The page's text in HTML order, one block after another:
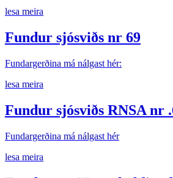
lesa meira
Fundur sjósviðs nr 69
Fundargerðina má nálgast hér:
lesa meira
Fundur sjósviðs RNSA nr
Fundargerðina má nálgast hér
lesa meira